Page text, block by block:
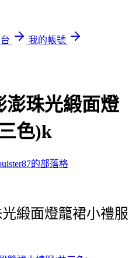
我的帳號
澎珠光緞面燈
色)k
的部落格
光緞面燈籠裙小禮服